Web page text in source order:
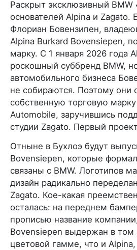
Раскрыт эксклюзивный BMW
основателей Alpina и Zagato.
Флориан Бовензипен,
Alpina Burkard Bovensiepen,
марку. С 1 января 2026 года
роскошный суббренд BMW,
автомобильного бизнеса
не собираются. Поэтому они
собственную торговую
Automobile, заручившись
студии Zagato. Первый
Отныне в Бухлоэ будут
Bovensiepen, которые
связаны с BMW. Логотипов
дизайн радикально
Zagato. Кое-какая
осталась: на переднем
прописью название
Bovensiepen выдержан в
цветовой гамме, что и